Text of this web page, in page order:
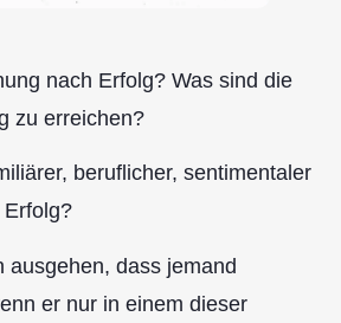
nach Erfolg? Was sind die
zu erreichen?
beruflicher, sentimentaler
ausgehen, dass jemand
er nur in einem dieser